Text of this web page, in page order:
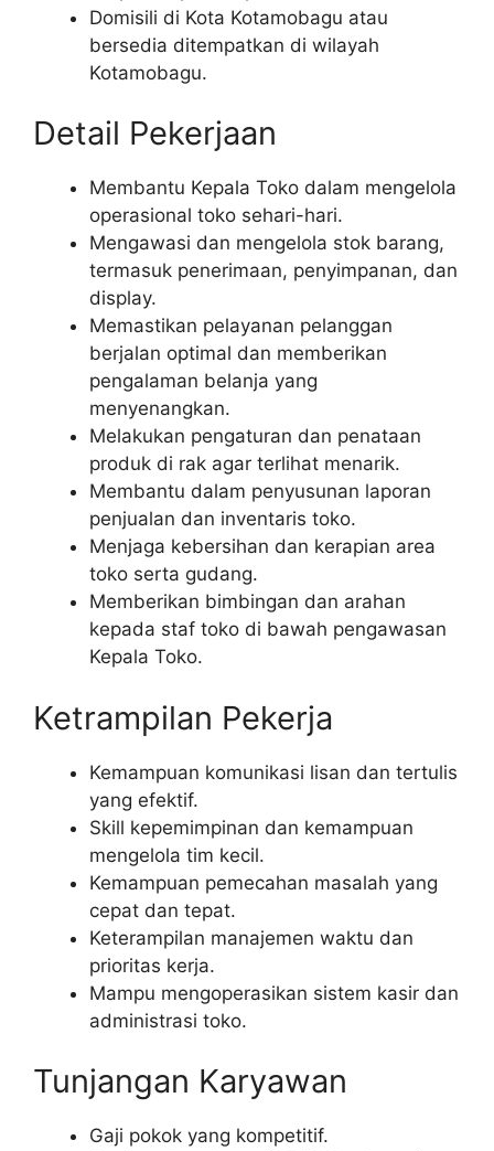
Domisili di Kota Kotamobagu atau
bersedia ditempatkan di wilayah
Kotamobagu.
Detail Pekerjaan
Membantu Kepala Toko dalam mengelola
operasional toko sehari-hari.
Mengawasi dan mengelola stok barang,
termasuk penerimaan, penyimpanan, dan
display.
Memastikan pelayanan pelanggan
berjalan optimal dan memberikan
pengalaman belanja yang
menyenangkan.
Melakukan pengaturan dan penataan
produk di rak agar terlihat menarik.
Membantu dalam penyusunan laporan
penjualan dan inventaris toko.
Menjaga kebersihan dan kerapian area
toko serta gudang.
Memberikan bimbingan dan arahan
kepada staf toko di bawah pengawasan
Kepala Toko.
Ketrampilan Pekerja
Kemampuan komunikasi lisan dan tertulis
yang efektif.
Skill kepemimpinan dan kemampuan
mengelola tim kecil.
Kemampuan pemecahan masalah yang
cepat dan tepat.
Keterampilan manajemen waktu dan
prioritas kerja.
Mampu mengoperasikan sistem kasir dan
administrasi toko.
Tunjangan Karyawan
Gaji pokok yang kompetitif.